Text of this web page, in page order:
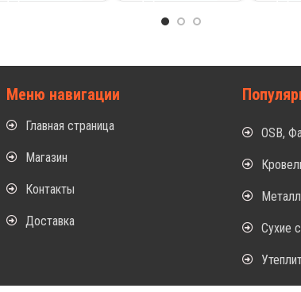
Меню навигации
Главная страница
Магазин
Контакты
Доставка
OSB,
Металл
Сухие